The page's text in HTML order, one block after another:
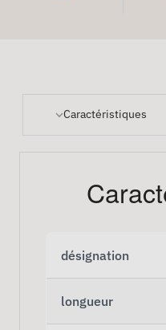
Caractéristiques
désignation
longueur